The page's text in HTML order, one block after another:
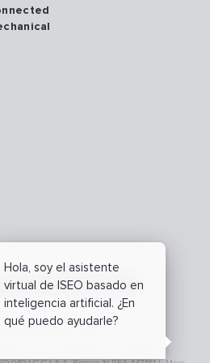
Hola, soy el asistente
virtual de ISEO basado en
inteligencia artificial. ¿En
qué puedo ayudarle?
All right reserved
| Cap.Soc.Deliberato € 24.340.965 |
policyPrivacy policy
Ciberseguridad